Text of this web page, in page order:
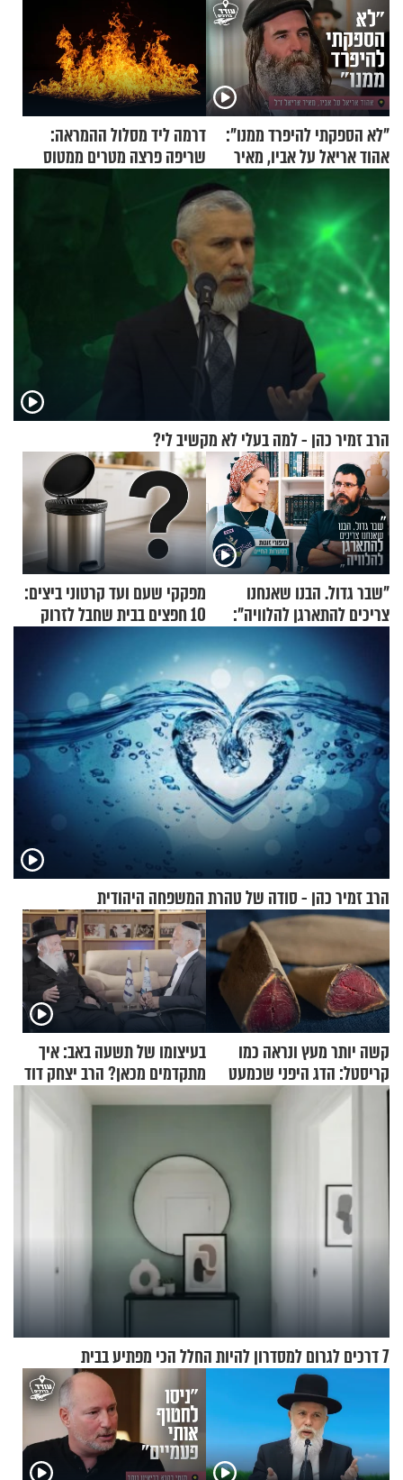
"לא הספקתי להיפרד ממנו":
אהוד אריאל על אביו, מאיר
דרמה ליד מסלול ההמראה:
שריפה פרצה מטרים ממטוס
מלא בנוסעים
הרב זמיר כהן - למה בעלי לא מקשיב לי?
"שבר גדול. הבנו שאנחנו
צריכים להתארגן להלוויה":
זוגיות במבחן, הפעם עם מרים
וגד דנינו
מפקקי שעם ועד קרטוני ביצים:
10 חפצים בבית שחבל לזרוק
לפח
הרב זמיר כהן - סודה של טהרת המשפחה היהודית
קשה יותר מעץ ונראה כמו
קריסטל: הדג היפני שכמעט
בלתי אפשרי לחתוך
בעיצומו של תשעה באב: איך
מתקדמים מכאן? הרב יצחק דוד
גרוסמן בשיחה מיוחדת
7 דרכים לגרום למסדרון להיות החלל הכי מפתיע בבית